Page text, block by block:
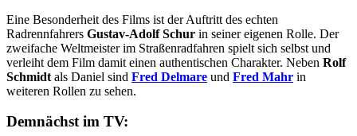
Eine Besonderheit des Films ist der Auftritt des echten
Radrennfahrers Gustav-Adolf Schur in seiner eigenen Rolle. Der
zweifache Weltmeister im Straßenradfahren spielt sich selbst und
verleiht dem Film damit einen authentischen Charakter. Neben Rolf
Schmidt als Daniel sind Fred Delmare und Fred Mahr in
weiteren Rollen zu sehen.
Demnächst im TV: